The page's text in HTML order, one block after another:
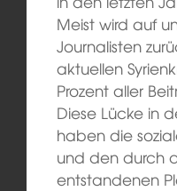
Meist wird auf
Journalisten
aktuellen
Prozent aller
Diese Lücke in
haben die
und den durch
entstandenen